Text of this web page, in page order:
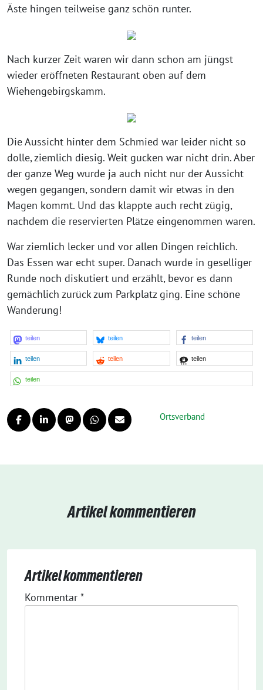
Äste hingen teilweise ganz schön runter.
Nach kurzer Zeit waren wir dann schon am jüngst
wieder eröffneten Restaurant oben auf dem
Wiehengebirgskamm.
Die Aussicht hinter dem Schmied war leider nicht so
dolle, ziemlich diesig. Weit gucken war nicht drin. Aber
der ganze Weg wurde ja auch nicht nur der Aussicht
wegen gegangen, sondern damit wir etwas in den
Magen kommt. Und das klappte auch recht zügig,
nachdem die reservierten Plätze eingenommen waren.
War ziemlich lecker und vor allen Dingen reichlich.
Das Essen war echt super. Danach wurde in geselliger
Runde noch diskutiert und erzählt, bevor es dann
gemächlich zurück zum Parkplatz ging. Eine schöne
Wanderung!
teilen teilen teilen
teilen teilen teilen
teilen
Ortsverband
Artikel kommentieren
Artikel kommentieren
Kommentar *